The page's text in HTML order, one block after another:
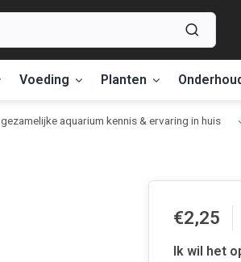
Voeding Planten
gezamelijke aquarium kennis & ervaring in huis
€2,25
Ik wil het